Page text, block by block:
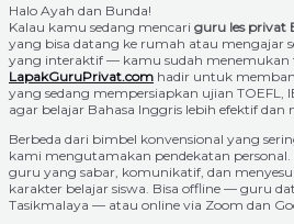
Halo Ayah dan Bunda!
Kalau kamu sedang mencari guru les privat
yang bisa datang ke rumah atau mengajar
yang interaktif — kamu sudah menemukan
LapakGuruPrivat.com hadir untuk
yang sedang mempersiapkan ujian TOEFL,
agar belajar Bahasa Inggris lebih efektif dan
Berbeda dari bimbel konvensional yang
kami mengutamakan pendekatan
guru yang sabar, komunikatif, dan
karakter belajar siswa. Bisa offline — guru
Tasikmalaya — atau online via Zoom dan